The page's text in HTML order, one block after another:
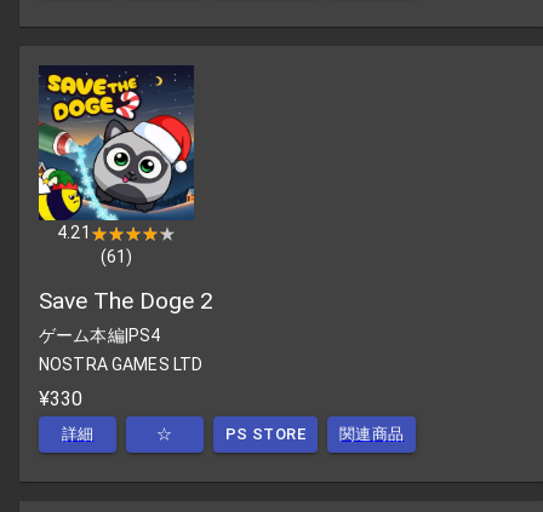
4.21 ★★★★★
★★★★★
(61 )
Save The Doge 2
ゲーム本編|PS4
NOSTRA GAMES LTD
¥330
詳細 ☆ PS STORE 関連商品